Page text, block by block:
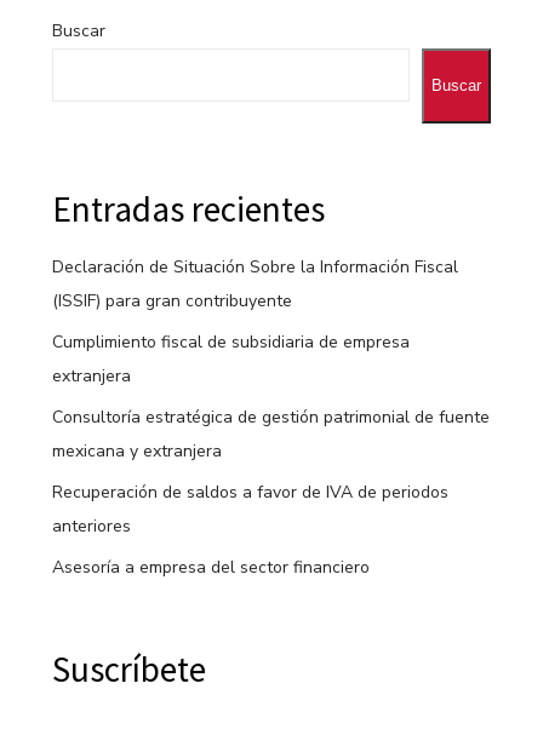
Buscar
Buscar
Entradas recientes
Declaración de Situación Sobre la Información Fiscal
(ISSIF) para gran contribuyente
Cumplimiento fiscal de subsidiaria de empresa
extranjera
Consultoría estratégica de gestión patrimonial de fuente
mexicana y extranjera
Recuperación de saldos a favor de IVA de periodos
anteriores
Asesoría a empresa del sector financiero
Suscríbete